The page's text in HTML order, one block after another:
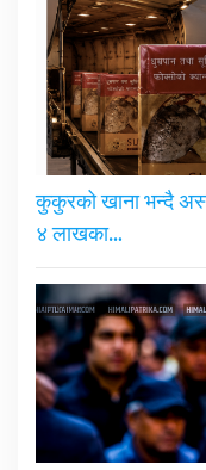
कुकुरको खाना भन्दै
४ लाखका…